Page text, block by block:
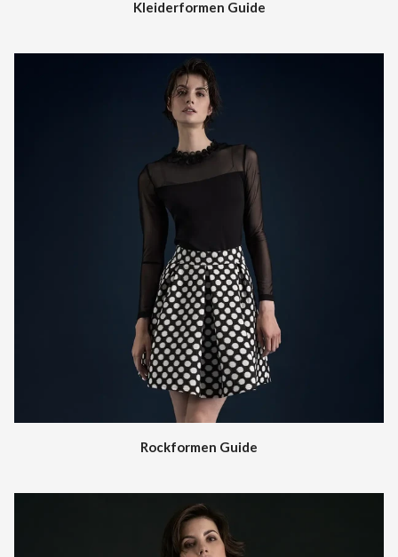
Kleiderformen Guide
Rockformen Guide